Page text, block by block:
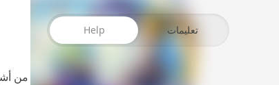
تعليمات Help
Mobile Legends: Bang Bang